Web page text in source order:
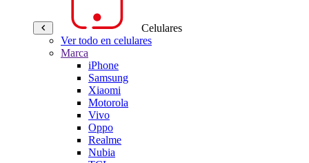
Celulares
Ver todo en celulares
Marca
iPhone
Samsung
Xiaomi
Motorola
Vivo
Oppo
Realme
Nubia